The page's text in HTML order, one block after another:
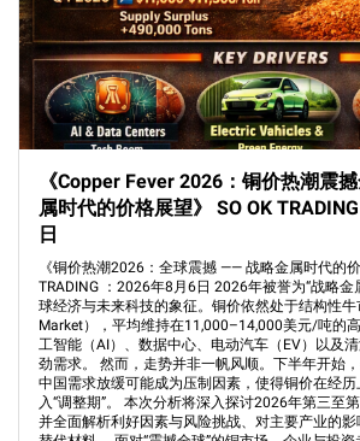
《Copper Fever 2026：铜价热潮震
属时代的价格展望》 SO OK
日
《铜价热潮2026：全球震撼 —— 战略金属时代的
TRADING ：2026年8月6日 2026年被誉为“战略金
球经济与未来科技的象征。铜价依然处于结构性牛
Market），平均维持在11,000–14,000美元/吨的
工智能（AI）、数据中心、电动汽车（EV）以及
劲需求。 然而，走势并非一帆风顺。下半年开始
中国需求放缓可能成为压制因素，使得铜价在经
入“调整期”。 本次分析将深入探讨2026年第三至
并全面解析利好因素与风险挑战、对主要产业的